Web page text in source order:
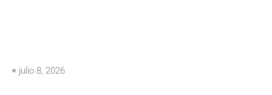
julio 8, 2026